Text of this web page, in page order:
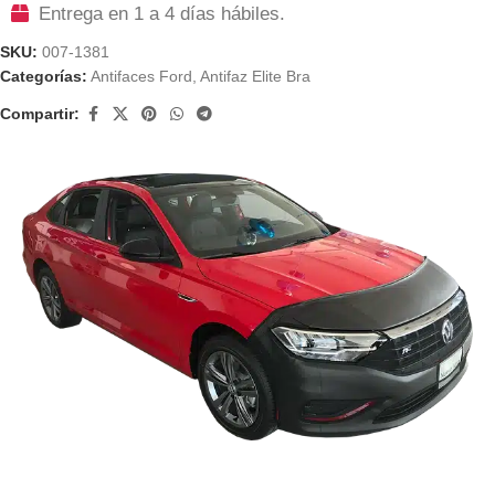
Entrega en 1 a 4 días hábiles.
SKU: 007-1381
Categorías: Antifaces Ford Antifaz Elite Bra
Compartir: